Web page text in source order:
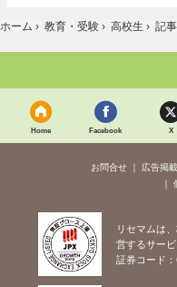
ホーム › 教育・受験 › 高校生 › 記事
Home Facebook X
お問合せ 広告掲載
リセマムは
営するサービ
証券コード